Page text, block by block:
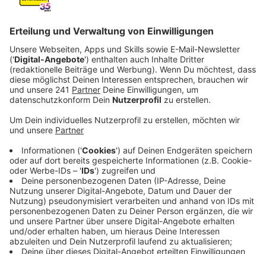
Veröffentlicht:
Anzeige
Das Kaufhof-Gebäude als zentraler Bereich für die
Umgestaltungspläne in Wiesdorf, davon hat
Leverkusens Oberbürgermeister Uwe Richrath in der
Sondersitzung am Montagnachmittag gesprochen:
Wir setzen hier das Geld ein, um
Stadtentwicklung wieder stattfinden zu lassen
und die Immobilie wieder der Stadtentwicklung
zuzuführen.
Das bestätigt die Spekulationen über den Kauf, der
der Stadt Handlungsspielraum bei der Gestaltung der